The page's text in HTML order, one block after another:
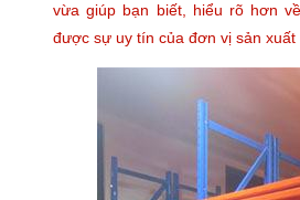
vừa giúp bạn biết, hiểu rõ hơn
được sự uy tín của đơn vị sản xuất